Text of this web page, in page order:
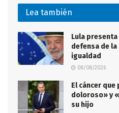
Lea también
Lula
defensa de
igualdad
08/08/2026
El cáncer que
doloroso» y
su hijo